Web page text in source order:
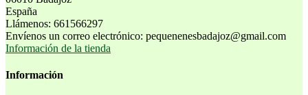
España
Llámenos: 661566297
Envíenos un correo electrónico: pequenenesbadajoz@gmail.com
Información de la tienda
Información